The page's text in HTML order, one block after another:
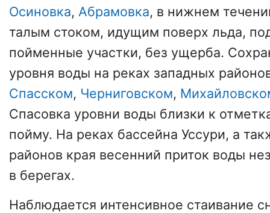
Осиновка, Абрамовка, в нижнем
талым стоком, идущим поверх льда,
пойменные участки, без ущерба.
уровня воды на реках западных
Спасском, Черниговском,
Спасовка уровни воды близки к
пойму. На реках бассейна Уссури, а
районов края весенний приток воды
в берегах.
Наблюдается интенсивное стаивание